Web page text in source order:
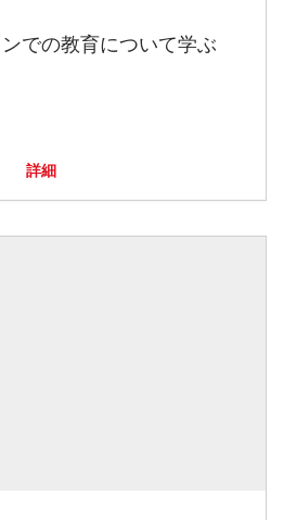
での教育について学ぶ
詳細